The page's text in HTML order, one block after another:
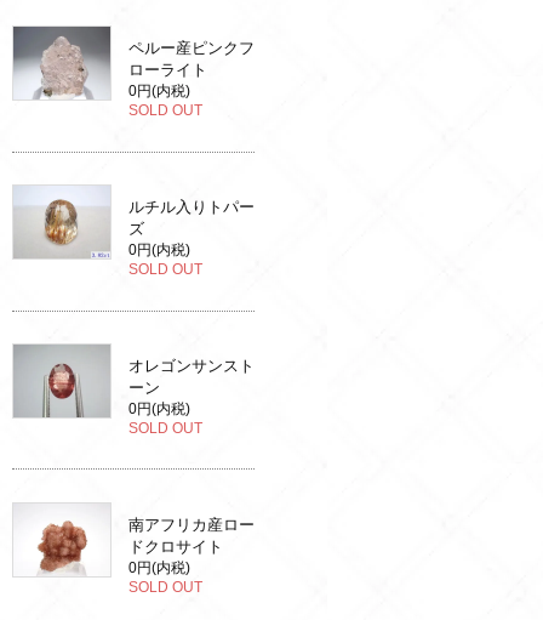
ペルー産ピンクフ
ローライト
0円(内税)
SOLD OUT
ルチル入りトパー
ズ
0円(内税)
SOLD OUT
オレゴンサンスト
ーン
0円(内税)
SOLD OUT
南アフリカ産ロー
ドクロサイト
0円(内税)
SOLD OUT